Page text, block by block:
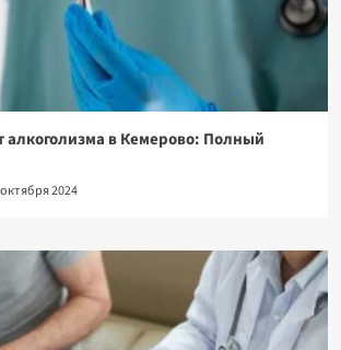
алкоголизма в Кемерово: Полный
2024